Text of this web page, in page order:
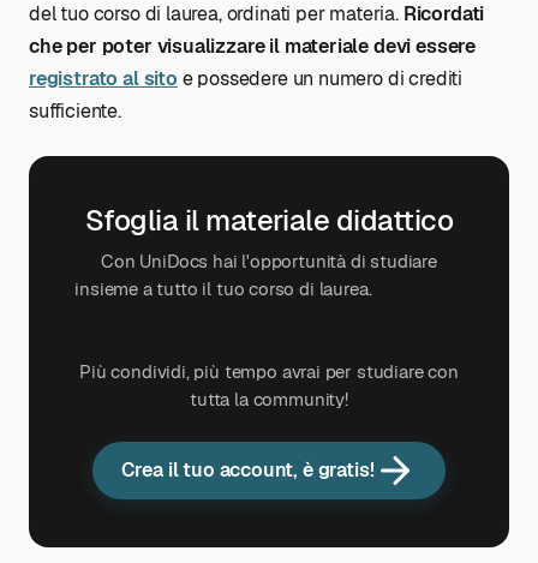
del tuo corso di laurea, ordinati per materia. Ricordati
che per poter visualizzare il materiale devi essere
registrato al sito e possedere un numero di crediti
sufficiente.
Sfoglia il materiale didattico
Con UniDocs hai l'opportunità di studiare
insieme a tutto il tuo corso di laurea.
Più condividi, più tempo avrai per studiare con
tutta la community!
Crea il tuo account, è gratis!